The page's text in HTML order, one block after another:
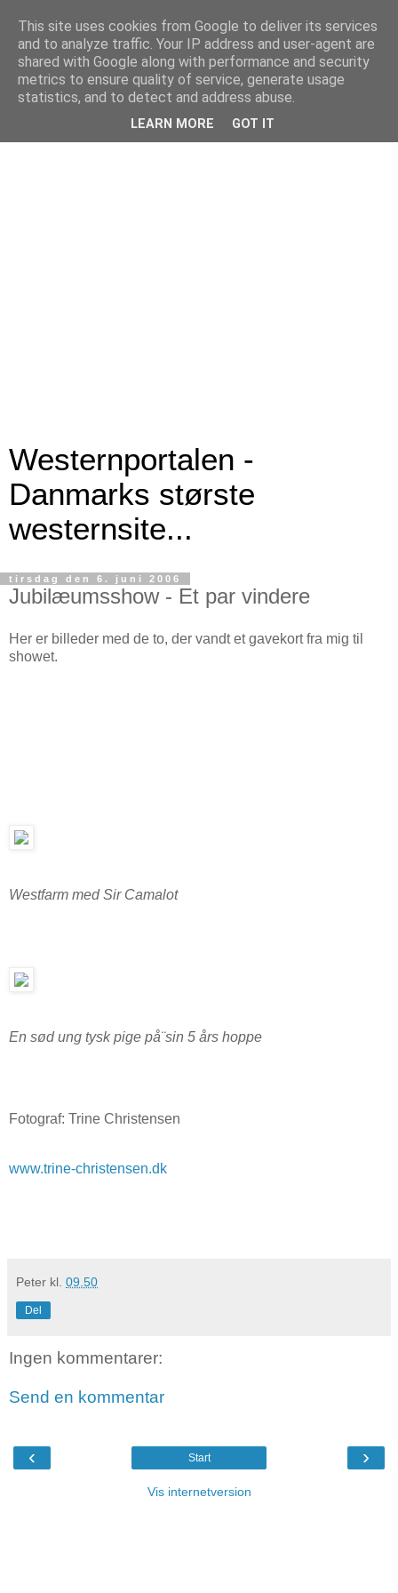
Westernportalen -
Danmarks største
westernsite...
tirsdag den 6. juni 2006
Jubilæumsshow - Et par vindere
Her er billeder med de to, der vandt et gavekort fra mig til
showet.
Westfarm med Sir Camalot
En sød ung tysk pige på¨sin 5 års hoppe
Fotograf: Trine Christensen
www.trine-christensen.dk
Peter kl. 09.50
Del
Ingen kommentarer:
Send en kommentar
‹ ›
Start
Vis internetversion
This site uses cookies from Google to deliver its services
and to analyze traffic. Your IP address and user-agent are
shared with Google along with performance and security
metrics to ensure quality of service, generate usage
statistics, and to detect and address abuse.
LEARN MORE GOT IT